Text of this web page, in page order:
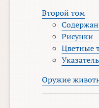
Второй том
Рисунки
Цветные
Указатель
Оружие